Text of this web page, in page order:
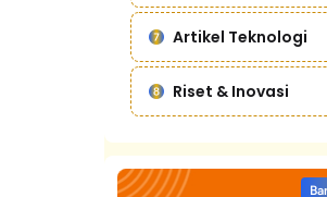
Artikel Teknologi
Riset & Inovasi